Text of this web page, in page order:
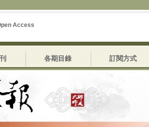
Access
各期目錄 訂閱方式